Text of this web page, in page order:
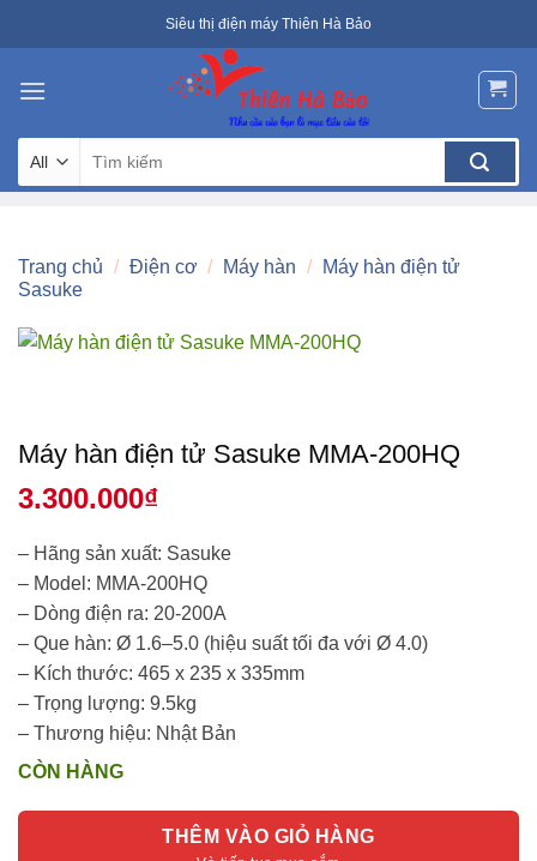
to
Siêu thị điện máy Thiên Hà Bảo
kiếm:
Trang chủ / Điện cơ / Máy hàn /
Máy hàn điện tử
Sasuke
Máy hàn điện tử Sasuke MMA-200HQ
3.300.000₫
– Hãng sản xuất: Sasuke
– Model: MMA-200HQ
– Dòng điện ra: 20-200A
– Que hàn: Ø 1.6–5.0 (hiệu suất tối đa với Ø 4.0)
– Kích thước: 465 x 235 x 335mm
– Trọng lượng: 9.5kg
– Thương hiệu: Nhật Bản
CÒN HÀNG
THÊM VÀO GIỎ HÀNG